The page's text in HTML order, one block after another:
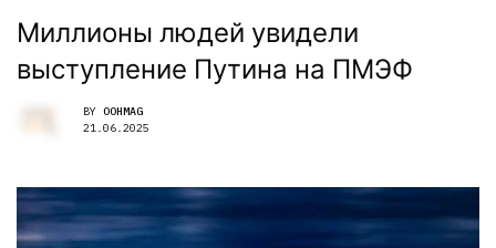
Миллионы людей увидели
выступление Путина на ПМЭФ
BY OOHMAG
21.06.2025